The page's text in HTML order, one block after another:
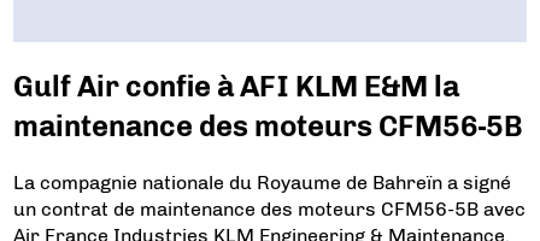
Gulf Air confie à AFI KLM E&M la
maintenance des moteurs CFM56-5B
La compagnie nationale du Royaume de Bahreïn a signé
un contrat de maintenance des moteurs CFM56-5B avec
Air France Industries KLM Engineering & Maintenance.